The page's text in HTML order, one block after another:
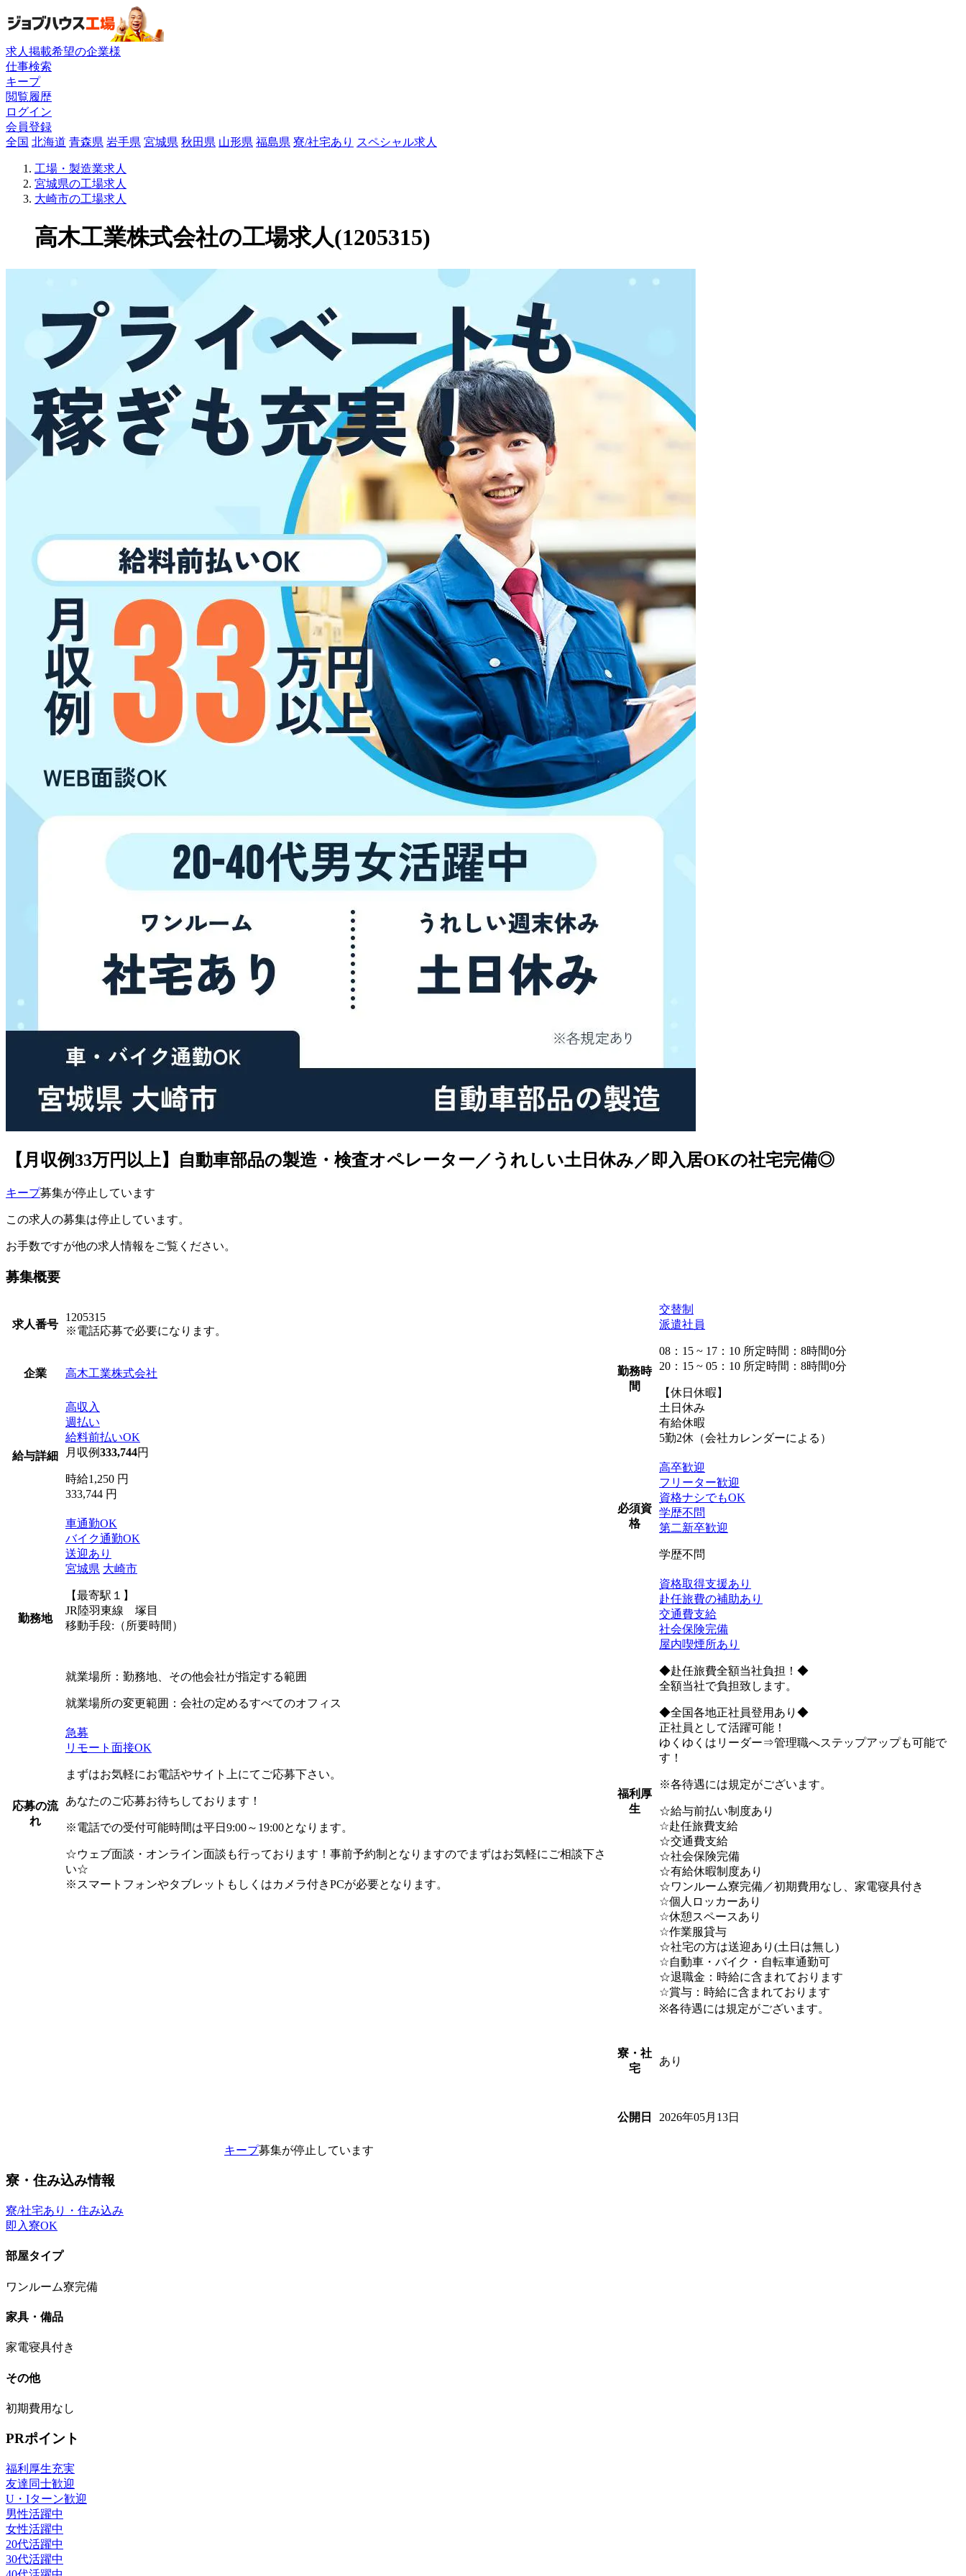
求人掲載希望の企業様
仕事検索
キープ
閲覧履歴
ログイン
会員登録
全国 北海道 青森県 岩手県 宮城県 秋田県 山形県 福島県 寮/社宅あり スペシャル求人
工場・製造業求人
宮城県の工場求人
大崎市の工場求人
高木工業株式会社の工場求人(1205315)
【月収例33万円以上】自動車部品の製造・検査オペレーター／うれしい土日休み／即入居OKの社宅完備◎
キープ募集が停止しています
この求人の募集は停止しています。
お手数ですが他の求人情報をご覧ください。
募集概要
求人番号
1205315
※電話応募で必要になります。
企業 高木工業株式会社
給与詳細
高収入
週払い
給料前払いOK
月収例333,744円
時給1,250 円
333,744 円
勤務地
車通勤OK
バイク通勤OK
送迎あり
宮城県 大崎市
【最寄駅１】
JR陸羽東線 塚目
移動手段:（所要時間）
就業場所：勤務地、その他会社が指定する範囲
就業場所の変更範囲：会社の定めるすべてのオフィス
応募の流
れ
急募
リモート面接OK
まずはお気軽にお電話やサイト上にてご応募下さい。
あなたのご応募お待ちしております！
※電話での受付可能時間は平日9:00～19:00となります。
☆ウェブ面談・オンライン面談も行っております！事前予約制となりますのでまずはお気軽にご相談下さ
い☆
※スマートフォンやタブレットもしくはカメラ付きPCが必要となります。
勤務時
間
交替制
派遣社員
08：15 ~ 17：10 所定時間：8時間0分
20：15 ~ 05：10 所定時間：8時間0分
【休日休暇】
土日休み
有給休暇
5勤2休（会社カレンダーによる）
必須資
格
高卒歓迎
フリーター歓迎
資格ナシでもOK
学歴不問
第二新卒歓迎
学歴不問
福利厚
生
資格取得支援あり
赴任旅費の補助あり
交通費支給
社会保険完備
屋内喫煙所あり
◆赴任旅費全額当社負担！◆
全額当社で負担致します。
◆全国各地正社員登用あり◆
正社員として活躍可能！
ゆくゆくはリーダー⇒管理職へステップアップも可能で
す！
※各待遇には規定がございます。
☆給与前払い制度あり
☆赴任旅費支給
☆交通費支給
☆社会保険完備
☆有給休暇制度あり
☆ワンルーム寮完備／初期費用なし、家電寝具付き
☆個人ロッカーあり
☆休憩スペースあり
☆作業服貸与
☆社宅の方は送迎あり(土日は無し)
☆自動車・バイク・自転車通勤可
☆退職金：時給に含まれております
☆賞与：時給に含まれております
※各待遇には規定がございます。
寮・社
宅
あり
公開日 2026年05月13日
キープ募集が停止しています
寮・住み込み情報
寮/社宅あり・住み込み
即入寮OK
部屋タイプ
ワンルーム寮完備
家具・備品
家電寝具付き
その他
初期費用なし
PRポイント
福利厚生充実
友達同士歓迎
U・Iターン歓迎
男性活躍中
女性活躍中
20代活躍中
30代活躍中